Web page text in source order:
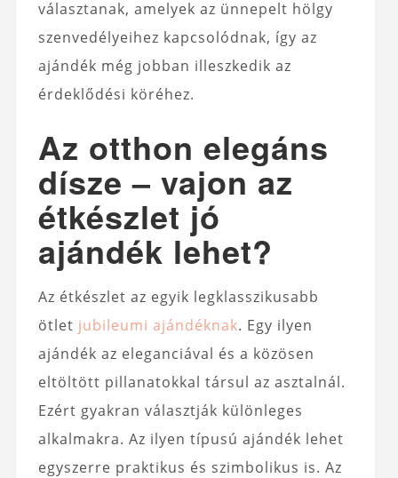
választanak, amelyek az ünnepelt hölgy
szenvedélyeihez kapcsolódnak, így az
ajándék még jobban illeszkedik az
érdeklődési köréhez.
Az otthon elegáns
dísze – vajon az
étkészlet jó
ajándék lehet?
Az étkészlet az egyik legklasszikusabb
ötlet jubileumi ajándéknak. Egy ilyen
ajándék az eleganciával és a közösen
eltöltött pillanatokkal társul az asztalnál.
Ezért gyakran választják különleges
alkalmakra. Az ilyen típusú ajándék lehet
egyszerre praktikus és szimbolikus is. Az